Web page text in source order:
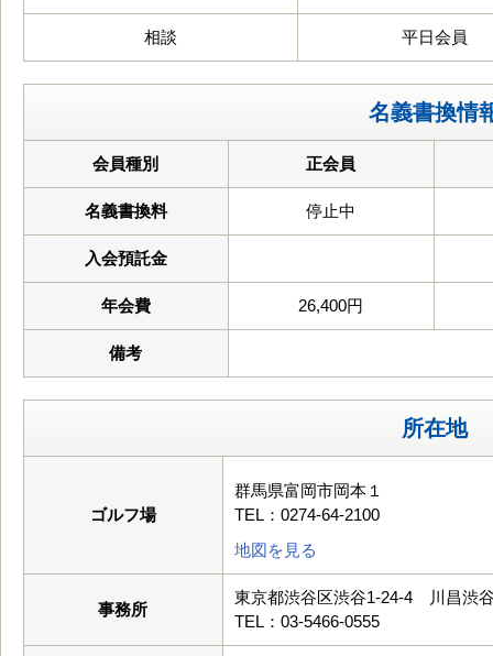
相談 平日会員
名義書換情
会員種別 正会員
名義書換料 停止中
入会預託金
年会費 26,400円
備考
所在地
ゴルフ場
群馬県富岡市岡本１
TEL：0274-64-2100
地図を見る
事務所
東京都渋谷区渋谷1-24-4 川昌渋
TEL：03-5466-0555